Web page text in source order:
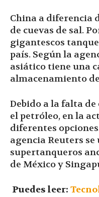
China a diferencia
de cuevas de sal.
gigantescos
país. Según la
asiático tiene una
almacenamiento
Debido a la falta
el petróleo, en la
diferentes
agencia Reuters
supertanqueros
de México y
Puedes leer: